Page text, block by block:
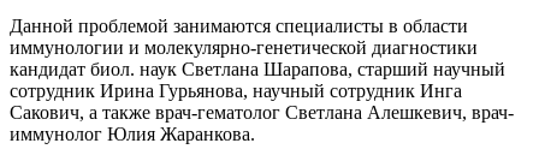
Данной проблемой занимаются специалисты в области
иммунологии и молекулярно-генетической диагностики
кандидат биол. наук Светлана Шарапова, старший научный
сотрудник Ирина Гурьянова, научный сотрудник Инга
Cакович, а также врач-гематолог Светлана Алешкевич, врач-
иммунолог Юлия Жаранкова.